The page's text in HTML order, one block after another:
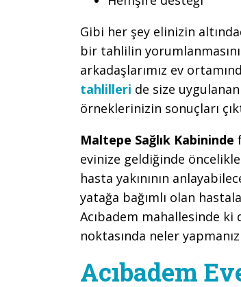
Gibi her şey elinizin
bir tahlilin
arkadaşlarımız ev
tahlilleri de size
örneklerinizin sonuçları
Maltepe Sağlık Kabininde
evinize geldiğinde
hasta yakınının
yatağa bağımlı olan
Acıbadem mahallesinde
noktasında neler
Acıbadem